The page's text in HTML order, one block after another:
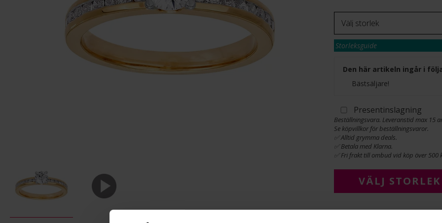
Storleksguide
Den här artikeln ingår i
Bästsäljare!
Presentinslagning
Beställningsvara. Leveranstid max 15
Se köpvillkor för beställningsvaror.
✅ Alltid grymma deals.
✅ Betala med Klarna.
✅ Fri frakt till ombud vid köp över 500
VÄLJ